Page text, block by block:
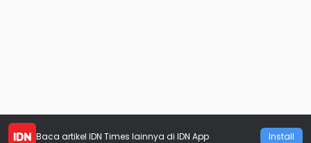
Baca artikel IDN Times lainnya di IDN App Install